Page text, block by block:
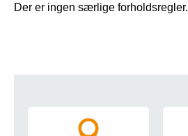
Der er ingen særlige forholdsregler.